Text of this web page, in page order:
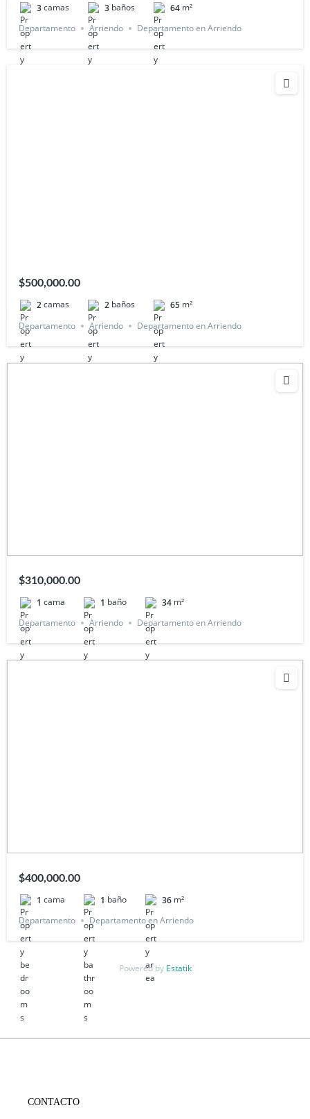
3camas 3 baños 64 m²
Departamento
Arriendo Departamento en Arriendo
$500,000.00
2camas 2 baños 65 m²
Departamento
Arriendo Departamento en Arriendo
$310,000.00
1 cama 1 baño 34 m²
Departamento
Arriendo Departamento en Arriendo
$400,000.00
1 cama 1 baño 36 m²
Departamento
Departamento en Arriendo
Powered by Estatik
CONTACTO